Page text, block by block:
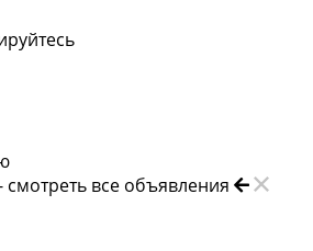
смотреть все объявления